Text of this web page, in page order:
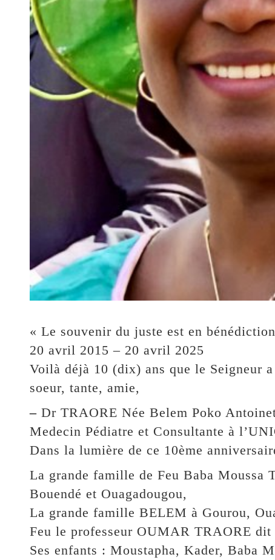
« Le souvenir du juste est en
20 avril 2015 – 20 avril 2025
Voilà déjà 10 (dix) ans que le Seigneur
soeur, tante, amie,
–Dr TRAORE Née Belem Poko
Medecin Pédiatre et Consultante à
Dans la lumière de ce 10ème
La grande famille de Feu Baba Moussa
Bouendé et Ouagadougou,
La grande famille BELEM à Gourou,
Feu le professeur OUMAR TRAORE
Ses enfants : Moustapha, Kader, Baba